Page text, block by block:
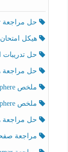
حل مراجعة Grammar اللغة الإنجليزية الصف الخامس الفصل الثالث
هيكل امتحان
حل تدريبات
حل مراجعة هيكلة
ملخص Effect of Atmosphere حسب الهيكل الوزاري العلوم المتكاملة الصف الخامس انسبير الفصل الثالث
ملخص Effect of Geosphere حسب الهيكل الوزاري العلوم المتكاملة الصف الخامس انسبير الفصل الثالث
حل مراجعة هيكلة
مراجعة صفحات